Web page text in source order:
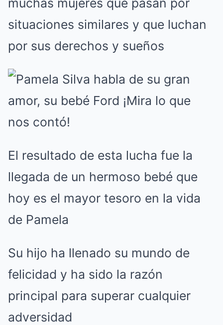
muchas mujeres que pasan por
situaciones similares y que luchan
por sus derechos y sueños
El resultado de esta lucha fue la
llegada de un hermoso bebé que
hoy es el mayor tesoro en la vida
de Pamela
Su hijo ha llenado su mundo de
felicidad y ha sido la razón
principal para superar cualquier
adversidad